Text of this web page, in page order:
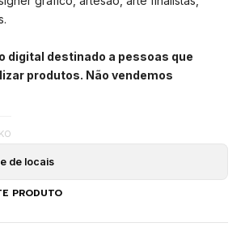
digital destinado a pessoas que
produtos. Não vendemos
de locais
PRODUTO